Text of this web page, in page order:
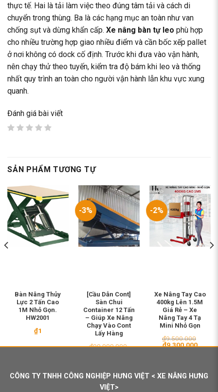
thực tế. Hai là tải làm việc theo đúng tâm tải và cách di
chuyển trong thùng. Ba là các hạng mục an toàn như van
chống sụt và dừng khẩn cấp. Xe nâng bàn tự leo phù hợp
cho nhiều trường hợp giao nhiều điểm và cần bốc xếp pallet
ở nơi không có dock cố định. Trước khi đưa vào vận hành,
nên chạy thử theo tuyến, kiểm tra độ bám khi leo và thống
nhất quy trình an toàn cho người vận hành lẫn khu vực xung
quanh.
Đánh giá bài viết
SẢN PHẨM TƯƠNG TỰ
Bàn Nâng Thủy
Lực 2 Tấn Cao
1M Nhỏ Gọn.
HW2001
₫1
-3%
[Cầu Dẫn Cont]
Sàn Chui
Container 12 Tấn
– Giúp Xe Nâng
Chạy Vào Cont
Lấy Hàng
₫90.000.000
₫90.000.000.
₫87.000.000.
-2%
Xe Nâng Tay Cao
400kg Lên 1.5M
Giá Rẻ – Xe
Nâng Tay 4 Tạ
Mini Nhỏ Gọn
₫9.500.000
Giá
₫9.300.000Giá
CÔNG TY TNHH CÔNG NGHIỆP HƯNG VIỆT < XE NÂNG HƯNG
VIỆT>